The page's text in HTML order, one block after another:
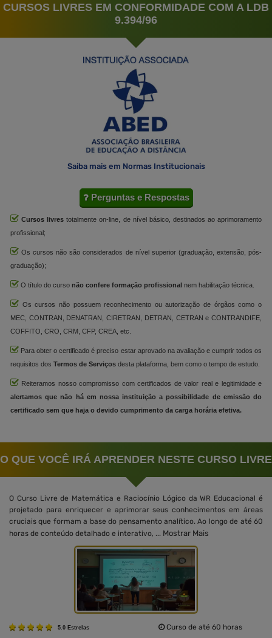
CURSOS LIVRES EM CONFORMIDADE COM A LDB
9.394/96
Saiba mais em Normas Institucionais
Perguntas e Respostas
Cursos livres totalmente on-line, de nível básico, destinados ao aprimoramento
profissional;
Os cursos não são considerados de nível superior (graduação, extensão, pós-
graduação);
O título do curso não confere formação profissional nem habilitação técnica.
Os cursos não possuem reconhecimento ou autorização de órgãos como o
MEC, CONTRAN, DENATRAN, CIRETRAN, DETRAN, CETRAN e CONTRANDIFE,
COFFITO, CRO, CRM, CFP, CREA, etc.
Para obter o certificado é preciso estar aprovado na avaliação e cumprir todos os
requisitos dos Termos de Serviços desta plataforma, bem como o tempo de estudo.
Reiteramos nosso compromisso com certificados de valor real e legitimidade e
alertamos que não há em nossa instituição a possibilidade de emissão do
certificado sem que haja o devido cumprimento da carga horária efetiva.
O QUE VOCÊ IRÁ APRENDER NESTE CURSO LIVRE
O Curso Livre de Matemática e Raciocínio Lógico da WR Educacional é
projetado para enriquecer e aprimorar seus conhecimentos em áreas
cruciais que formam a base do pensamento analítico. Ao longo de até 60
horas de conteúdo detalhado e interativo, ... Mostrar Mais
5.0 Estrelas Curso de até 60 horas